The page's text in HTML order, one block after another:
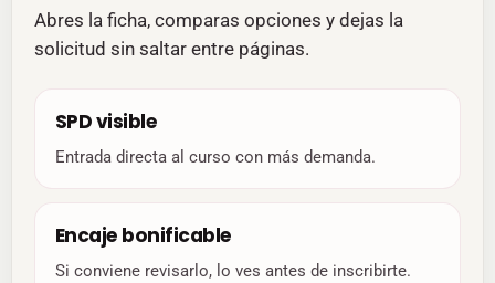
Abres la ficha, comparas opciones y dejas la
solicitud sin saltar entre páginas.
SPD visible
Entrada directa al curso con más demanda.
Encaje bonificable
Si conviene revisarlo, lo ves antes de inscribirte.